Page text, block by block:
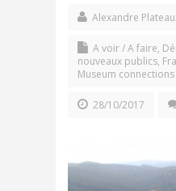
Alexandre
A voir / A faire,
nouveaux publics,
Museum connections
28/10/2017